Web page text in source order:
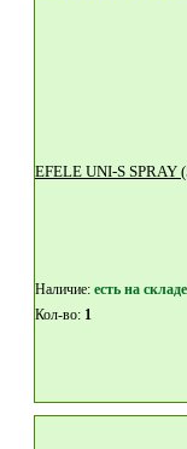
EFELE UNI-S SPRAY
Наличие: eсть на складе
Кол-во: 1